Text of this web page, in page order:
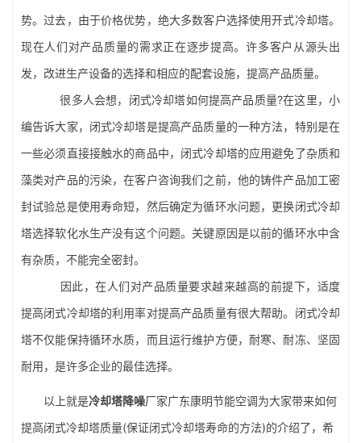
势。过去，由于价格优势，绝大多数客户选择使用开式冷却塔。
现在人们对产品质量的需求正在逐步提高。许多客户从源头出
发，改进生产设备的选择和相应的配套设施，提高产品质量。
很多人会想，闭式冷却塔如何提高产品质量?在这里，小
编告诉大家，闭式冷却塔是提高产品质量的一种方法，特别是在
一些必须直接接触水的商品中，闭式冷却塔的应用避免了杂质和
藻类对产品的污染，在客户咨询我们之前，他的铸件产品加工密
封试验总是使用寿命短，然后确定为循环水问题，更换闭式冷却
塔选择软化水生产没有这个问题。关键原因是以前的循环水中含
有杂质，不能完全密封。
因此，在人们对产品质量要求越来越高的前提下，适度
提高闭式冷却塔的利用率对提高产品质量有很大帮助。闭式冷却
塔不仅能保持循环水质，而且运行维护方便，耐寒、耐冻、坚固
耐用，是许多企业的最佳选择。
以上就是冷却塔降噪厂家广东康明节能空调为大家带来如何
提高闭式冷却塔质量(保证闭式冷却塔寿命的方法)的介绍了，希